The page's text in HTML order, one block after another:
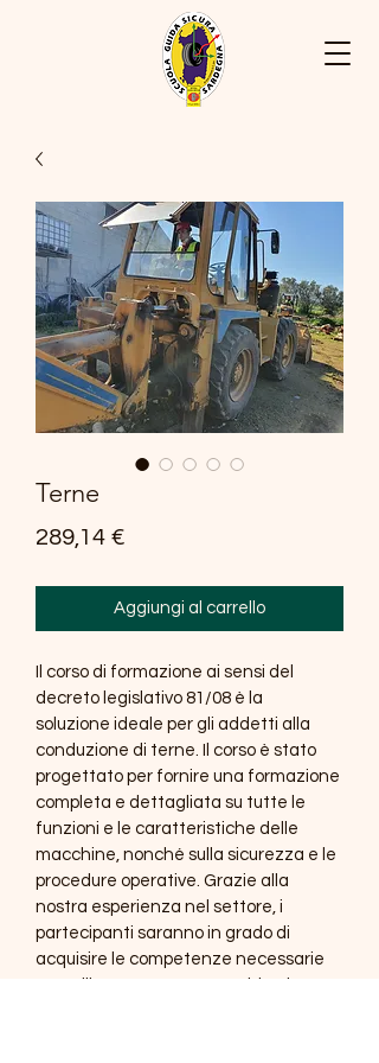
Terne
289,14 €Prezzo
Aggiungi al carrello
Il corso di formazione ai sensi del
decreto legislativo 81/08 è la
soluzione ideale per gli addetti alla
conduzione di terne. Il corso è stato
progettato per fornire una formazione
completa e dettagliata su tutte le
funzioni e le caratteristiche delle
macchine, nonché sulla sicurezza e le
procedure operative. Grazie alla
nostra esperienza nel settore, i
partecipanti saranno in grado di
acquisire le competenze necessarie